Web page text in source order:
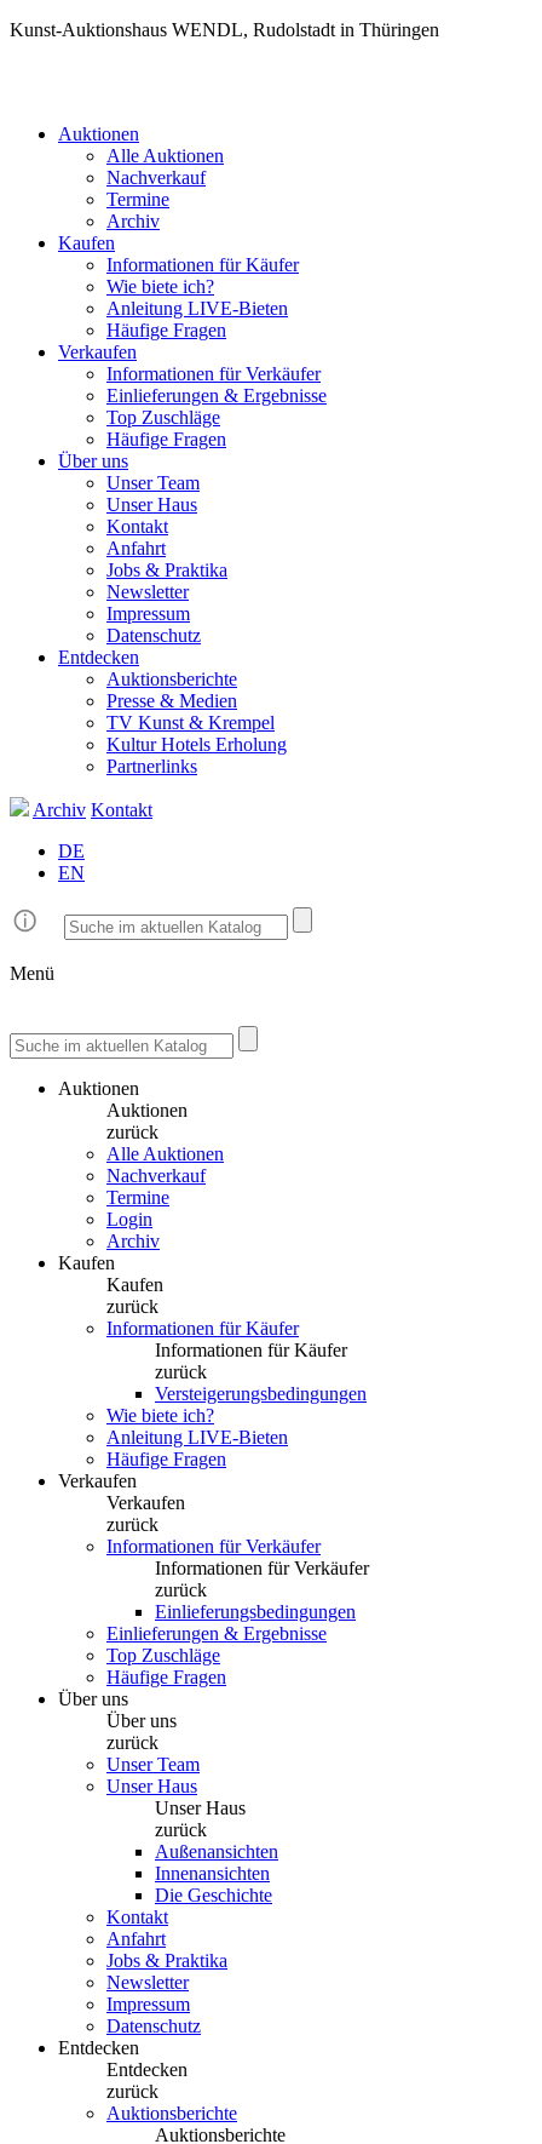
Kunst-Auktionshaus WENDL, Rudolstadt in Thüringen
Auktionen
Alle Auktionen
Nachverkauf
Termine
Archiv
Kaufen
Informationen für Käufer
Wie biete ich?
Anleitung LIVE-Bieten
Häufige Fragen
Verkaufen
Informationen für Verkäufer
Einlieferungen & Ergebnisse
Top Zuschläge
Häufige Fragen
Über uns
Unser Team
Unser Haus
Kontakt
Anfahrt
Jobs & Praktika
Newsletter
Impressum
Datenschutz
Entdecken
Auktionsberichte
Presse & Medien
TV Kunst & Krempel
Kultur Hotels Erholung
Partnerlinks
Archiv Kontakt
DE
EN
Menü
Auktionen
Auktionen
zurück
Alle Auktionen
Nachverkauf
Termine
Login
Archiv
Kaufen
Kaufen
zurück
Informationen für Käufer
Informationen für Käufer
zurück
Versteigerungsbedingungen
Wie biete ich?
Anleitung LIVE-Bieten
Häufige Fragen
Verkaufen
Verkaufen
zurück
Informationen für Verkäufer
Informationen für Verkäufer
zurück
Einlieferungsbedingungen
Einlieferungen & Ergebnisse
Top Zuschläge
Häufige Fragen
Über uns
Über uns
zurück
Unser Team
Unser Haus
Unser Haus
zurück
Außenansichten
Innenansichten
Die Geschichte
Kontakt
Anfahrt
Jobs & Praktika
Newsletter
Impressum
Datenschutz
Entdecken
Entdecken
zurück
Auktionsberichte
Auktionsberichte